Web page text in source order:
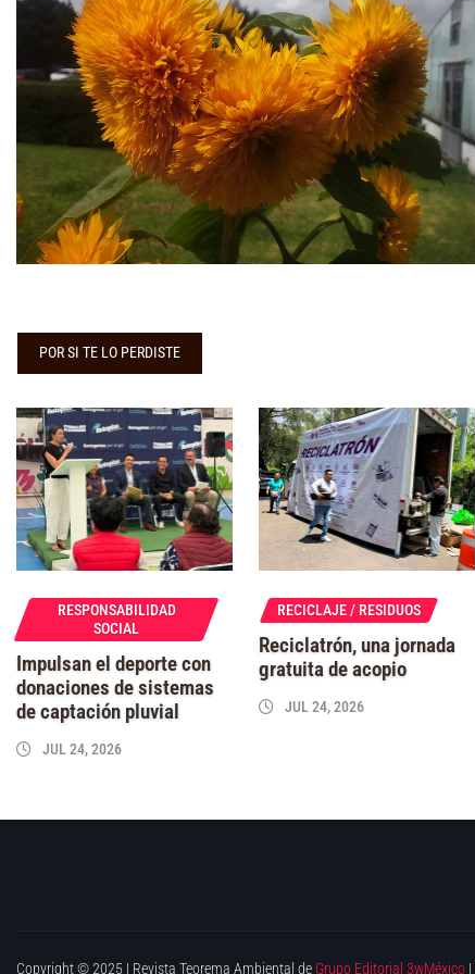
POR SI TE LO PERDISTE
RESPONSABILIDAD
SOCIAL
Impulsan el deporte con
donaciones de sistemas
de captación pluvial
JUL 24, 2026
RECICLAJE / RESIDUOS
Reciclatrón, una jornada
gratuita de acopio
JUL 24, 2026
Copyright © 2025 | Revista Teorema Ambiental de Grupo Editorial 3wMéxico |